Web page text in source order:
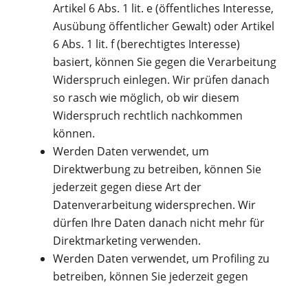
Artikel 6 Abs. 1 lit. e (öffentliches Interesse,
Ausübung öffentlicher Gewalt) oder Artikel
6 Abs. 1 lit. f (berechtigtes Interesse)
basiert, können Sie gegen die Verarbeitung
Widerspruch einlegen. Wir prüfen danach
so rasch wie möglich, ob wir diesem
Widerspruch rechtlich nachkommen
können.
Werden Daten verwendet, um
Direktwerbung zu betreiben, können Sie
jederzeit gegen diese Art der
Datenverarbeitung widersprechen. Wir
dürfen Ihre Daten danach nicht mehr für
Direktmarketing verwenden.
Werden Daten verwendet, um Profiling zu
betreiben, können Sie jederzeit gegen